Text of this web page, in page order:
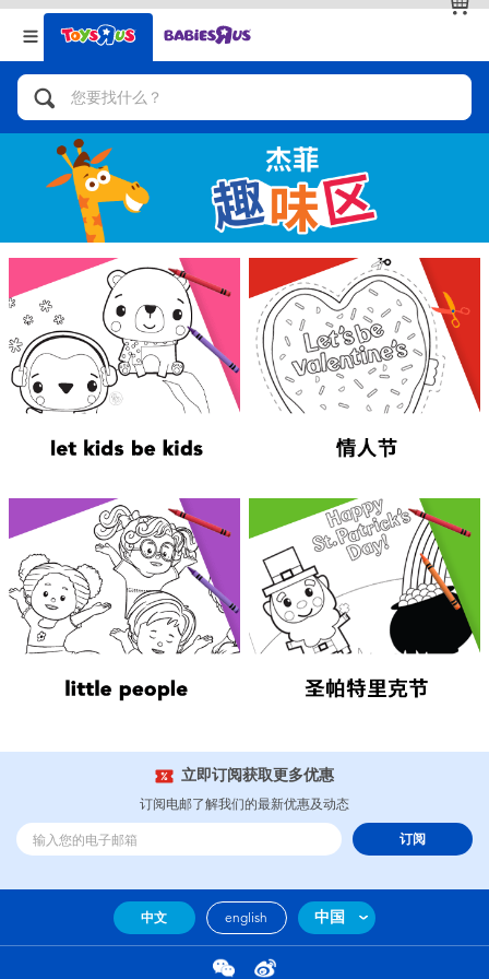
返回
分类目录
人气英雄，角色扮演，射击玩具
自行车，滑板车，骑乘车
拼砌组合及乐高LEGO
玩具车，货车，火车及遥控系列
手工艺，文具，蜡笔，泥胶，画板
娃娃，芭比，收藏公仔
电子玩具
游戏及拼图系列
益智学习玩具
户外及运动产品
派对用品
模仿，化妆及造型系列
返回
品牌
查看全部
立即订阅获取更多优惠
订阅电邮了解我们的最新优惠及动态
订阅
中文 english 中国